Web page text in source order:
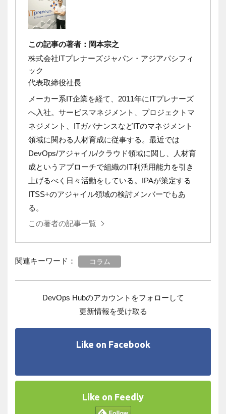
この記事の著者：岡本宗之
株式会社ITプレナーズジャパン・アジアパシフィ
ック
代表取締役社長
メーカー系IT企業を経て、2011年にITプレナーズ
へ入社。 サービスマネジメント、プロジェクトマ
ネジメント、ITガバナンスなどITのマネジメント
領域に関わる人材育成に従事する。 最近では
DevOps/アジャイル/クラウド領域に関し、人材育
成というアプローチで組織のIT利活用能力を引き
上げるべく日々活動をしている。 IPAが策定する
ITSS+のアジャイル領域の検討メンバーでもあ
る。
この著者の記事一覧
関連キーワード： コラム
DevOps Hubのアカウントをフォローして
更新情報を受け取る
Like on Facebook
Like on Feedly